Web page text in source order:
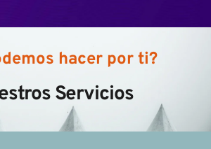
hacer por ti?
Servicios